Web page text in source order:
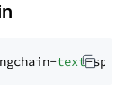
text